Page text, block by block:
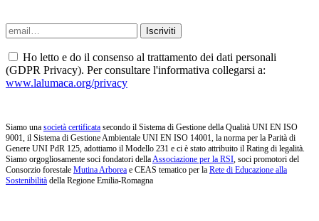
Ho letto e do il consenso al trattamento dei dati personali
(GDPR Privacy). Per consultare l'informativa collegarsi a:
www.lalumaca.org/privacy
Siamo una società certificata secondo il Sistema di Gestione della Qualità UNI EN ISO
9001, il Sistema di Gestione Ambientale UNI EN ISO 14001, la norma per la Parità di
Genere UNI PdR 125, adottiamo il Modello 231 e ci è stato attribuito il Rating di legalità.
Siamo orgogliosamente soci fondatori dellaAssociazione per la RSI, soci promotori del
Consorzio forestale Mutina Arborea e CEAS tematico per la Rete di Educazione alla
Sostenibilità della Regione Emilia-Romagna